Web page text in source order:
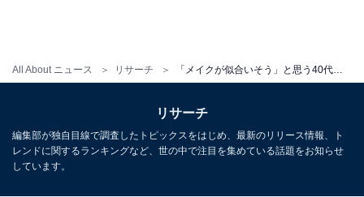
All About ニュース リサーチ
リサーチ
編集部が独自目線で調査したトピックスをはじめ、最新のリリース情報、ト
レンドに関するランキングなど、世の中で注目を集めている話題をお知らせ
しています。